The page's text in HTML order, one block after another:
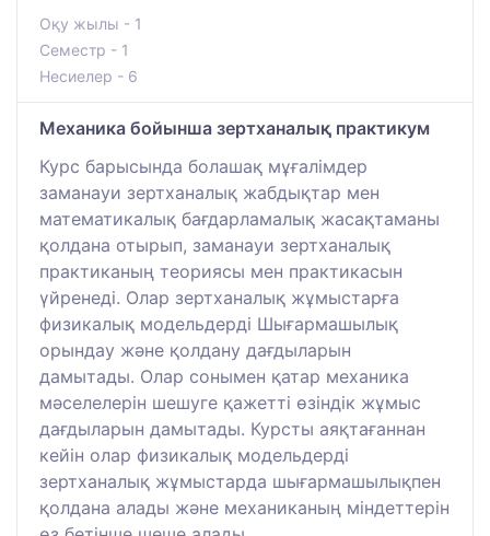
Оқу жылы - 1
Семестр - 1
Несиелер - 6
Механика бойынша зертханалық практикум
Курс барысында болашақ мұғалімдер
заманауи зертханалық жабдықтар мен
математикалық бағдарламалық жасақтаманы
қолдана отырып, заманауи зертханалық
практиканың теориясы мен практикасын
үйренеді. Олар зертханалық жұмыстарға
физикалық модельдерді Шығармашылық
орындау және қолдану дағдыларын
дамытады. Олар сонымен қатар механика
мәселелерін шешуге қажетті өзіндік жұмыс
дағдыларын дамытады. Курсты аяқтағаннан
кейін олар физикалық модельдерді
зертханалық жұмыстарда шығармашылықпен
қолдана алады және механиканың міндеттерін